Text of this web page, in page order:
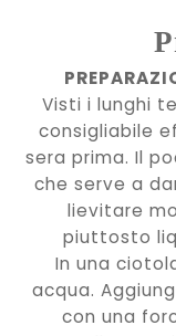
Visti i lunghi
consigliabile
sera prima. Il
che serve a
lievitare
piuttosto
In una
acqua.
con una